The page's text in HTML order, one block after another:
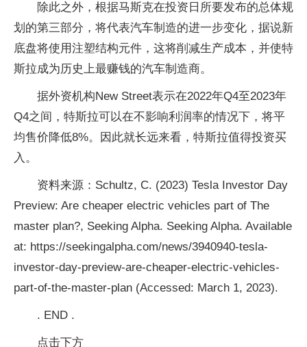
除此之外，根据马斯克在投资日所要发布的总体规
划的第三部分，将代表汽车制造的进一步变化，据说新
底盘将使用注塑结构元件，这将削减生产成本，并使特
斯拉成为历史上最赚钱的汽车制造商。
据外资机构New Street表示在2022年Q4至2023年
Q4之间，特斯拉可以在不影响利润率的情况下，将平
均售价降低8%。因此就长远来看，特斯拉值得投资买
入。
资料来源：Schultz, C. (2023) Tesla Investor Day
Preview: Are cheaper electric vehicles part of The
master plan?, Seeking Alpha. Seeking Alpha. Available
at: https://seekingalpha.com/news/3940940-tesla-
investor-day-preview-are-cheaper-electric-vehicles-
part-of-the-master-plan (Accessed: March 1, 2023).
. END .
点击下方